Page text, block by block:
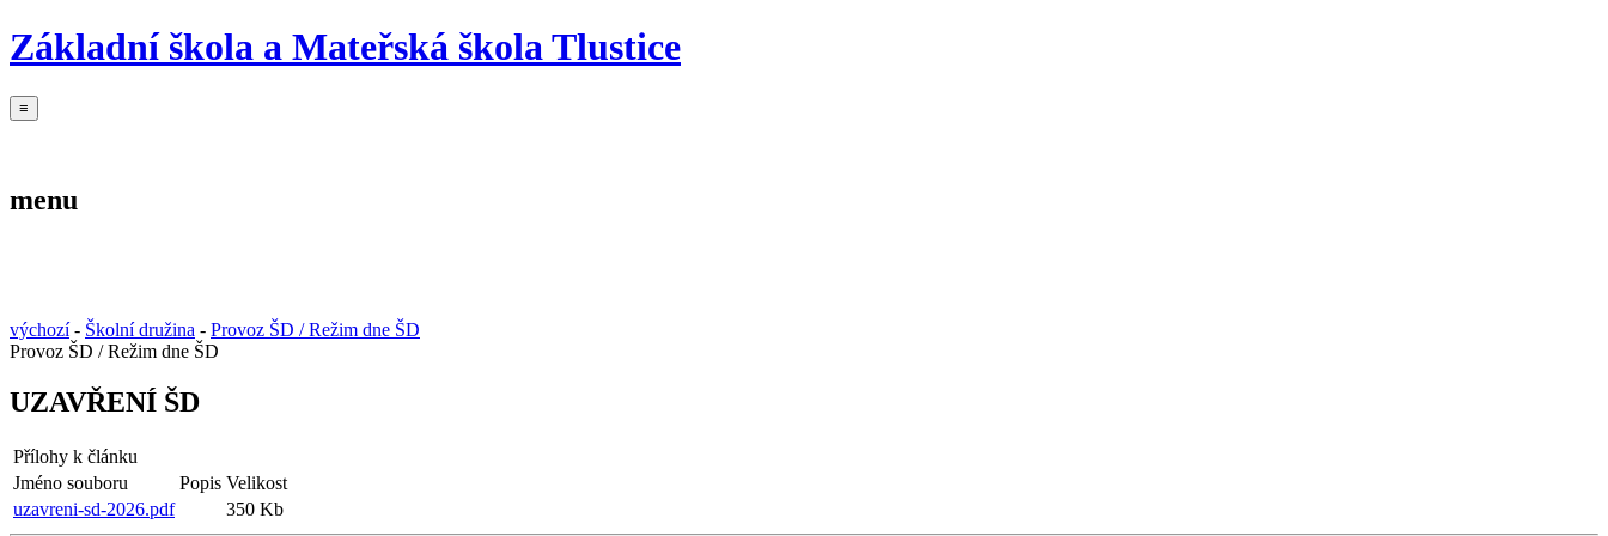
Základní škola a Mateřská škola Tlustice
≡
menu
výchozí- Školní družina - Provoz ŠD / Režim dne ŠD
Provoz ŠD / Režim dne ŠD
UZAVŘENÍ ŠD
Přílohy k článku
Jméno souboru
Popis Velikost
uzavreni-sd-2026.pdf
350 Kb